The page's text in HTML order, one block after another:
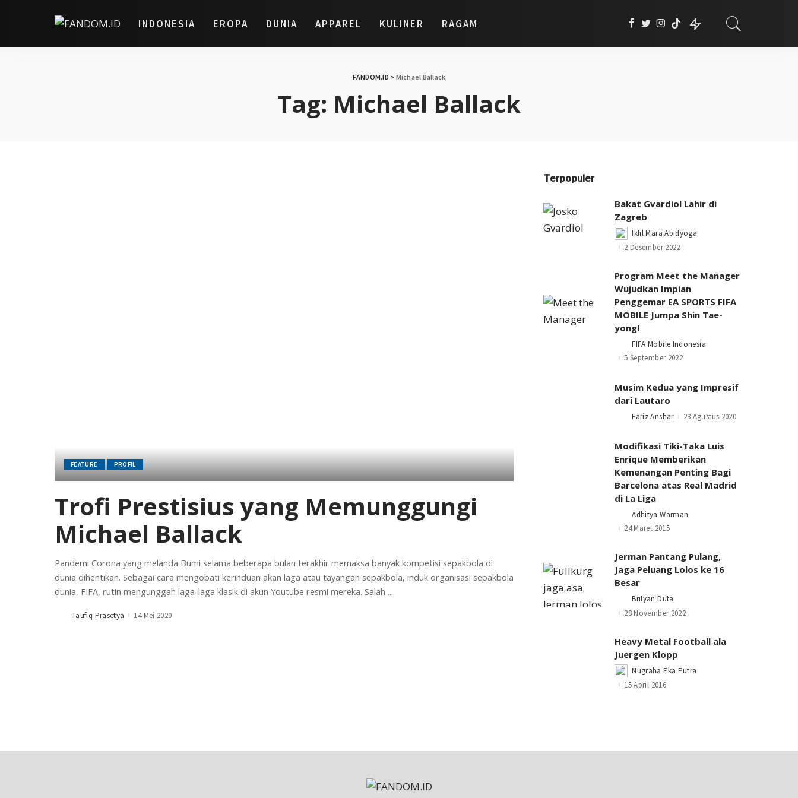
INDONESIA EROPA DUNIA APPAREL KULINER RAGAM
FANDOM.ID > Michael Ballack
Tag: Michael Ballack
FEATURE PROFIL
Trofi Prestisius yang Memunggungi
Michael Ballack
Pandemi Corona yang melanda Bumi selama beberapa bulan terakhir memaksa banyak kompetisi sepakbola di
dunia dihentikan. Sebagai cara mengobati kerinduan akan laga atau tayangan sepakbola, induk organisasi sepakbola
dunia, FIFA, rutin mengunggah laga-laga klasik di akun Youtube resmi mereka. Salah ...
PostedTaufiq Prasetya 14 Mei 2020
Terpopuler
Bakat Gvardiol Lahir di
Zagreb
Posted
by
Iklil Mara Abidyoga
2 Desember 2022
Program Meet the Manager
Wujudkan Impian
Penggemar EA SPORTS FIFA
MOBILE Jumpa Shin Tae-
yong!
Posted
by
FIFA Mobile Indonesia
5 September 2022
Musim Kedua yang Impresif
dari Lautaro
PostedFariz Anshar 23 Agustus 2020
Modifikasi Tiki-Taka Luis
Enrique Memberikan
Kemenangan Penting Bagi
Barcelona atas Real Madrid
di La Liga
Posted
by
Adhitya Warman
24 Maret 2015
Jerman Pantang Pulang,
Jaga Peluang Lolos ke 16
Besar
Posted
by
Brilyan Duta
28 November 2022
Heavy Metal Football ala
Juergen Klopp
Posted
by
Nugraha Eka Putra
15 April 2016